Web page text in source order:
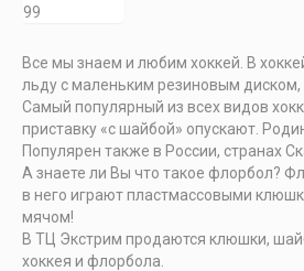
99
Все мы знаем и любим хоккей. В
льду с маленьким резиновым
Самый популярный из всех видов
приставку «с шайбой» опускают.
Популярен также в России, странах
А знаете ли Вы что такое флорбол?
в него играют пластмассовыми
мячом!
В ТЦ Экстрим продаются клюшки,
хоккея и флорбола.